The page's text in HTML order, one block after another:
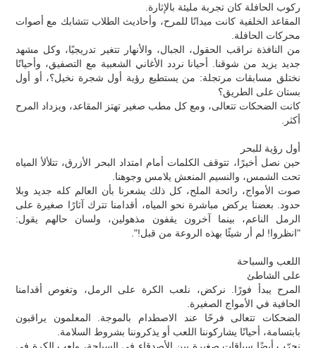
ركوب الحافلة كان تجربة مليئة بالإثارة.
المقاعد الخلفية كانت ميدانًا للمرح، وأحاديث الطلاب تتشابك مع أصوات
محركات الحافلة.
من النافذة نراقب الحقول، الجبال، والأنهار تتغير تدريجيًا، وكل مشهد
جديد يزيد من شوقنا. أحيانا نردد الأغاني الشعبية مع التصفيق، وأحيانًا
نختلق مسابقات مرتجلة: من يستطيع رؤية أول شجرة نخيل؟، أو أول
بستان على الطريق؟
كانت الضحكات تتعالى، ومع كل مطب صغير تهتز المقاعد، ويزداد المرح
أكثر.
أول رؤية للبحر
حين نصل أخيرًا، تتوقف الكلمات أمام امتداد البحر الأزرق، تتلألأ المياه
تحت الشمس، والنسيم المنعش يلامس وجوهنا.
صوت الأمواج، رائحة الملح، كل ذلك يشعرنا بأن العالم كله جديد وبلا
حدود. بعضنا يركض مباشرة نحو المياه، أقدامنا تترك آثارًا صغيرة على
الرمل الناعم، بينما آخرون يقفون مذهولين، ولسان حالهم يقول:
"انظروا! لم أر شيئًا بهذه الروعة من قبل!".
اللعب والسباحة
على الشاطئ
المرح يبدأ فورًا. نركض، نلعب الكرة على الرمل، وتغوص أقدامنا
الحافية في الأمواج الصغيرة.
الضحكات تتعالى فرحًا عند الاصطدام بالموجة. المعلمون يراقبون
بابتسامة، أحيانًا يشاركوننا اللعب أو يذكروننا بشروط السلامة.